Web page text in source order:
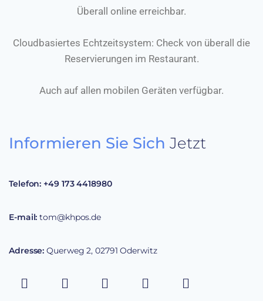
Überall online erreichbar.
Cloudbasiertes Echtzeitsystem: Check von überall die
Reservierungen im Restaurant.
Auch auf allen mobilen Geräten verfügbar.
Informieren Sie Sich Jetzt
Telefon: +49 173 4418980
E-mail: tom@khpos.de
Adresse: Querweg 2, 02791 Oderwitz